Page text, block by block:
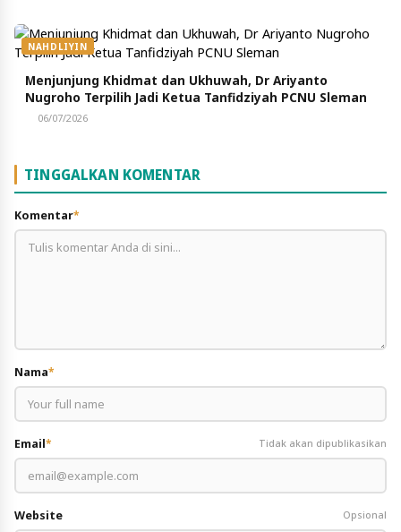
NAHDLIYIN
Menjunjung Khidmat dan Ukhuwah, Dr Ariyanto
Nugroho Terpilih Jadi Ketua Tanfidziyah PCNU Sleman
06/07/2026
TINGGALKAN KOMENTAR
Komentar*
Nama*
Email* Tidak akan dipublikasikan
Website Opsional